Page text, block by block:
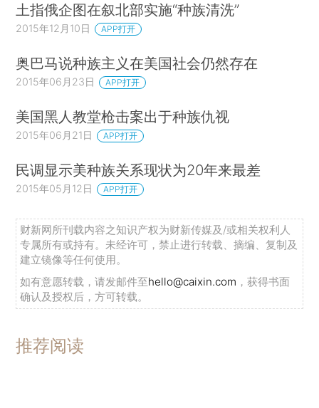
土指俄企图在叙北部实施“种族清洗”
2015年12月10日 APP打开
奥巴马说种族主义在美国社会仍然存在
2015年06月23日 APP打开
美国黑人教堂枪击案出于种族仇视
2015年06月21日 APP打开
民调显示美种族关系现状为20年来最差
2015年05月12日 APP打开
财新网所刊载内容之知识产权为财新传媒及/或相关权利人
专属所有或持有。未经许可，禁止进行转载、摘编、复制及
建立镜像等任何使用。
如有意愿转载，请发邮件至hello@caixin.com ，获得书面
确认及授权后，方可转载。
推荐阅读